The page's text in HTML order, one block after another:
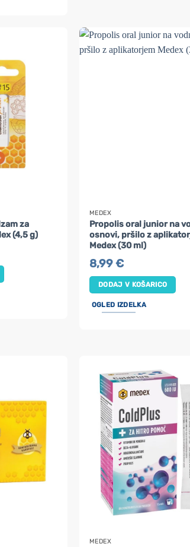
za
(4,5 g)
MEDEX
Propolis oral junior na
osnovi, pršilo z
Medex (30 ml)
8,99€
DODAJ V KOŠARICO
OGLED IZDELKA
MEDEX